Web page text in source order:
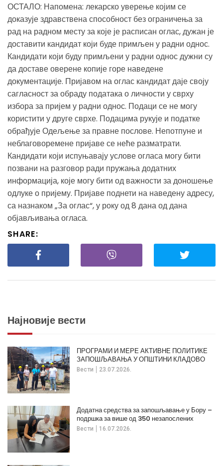
ОСТАЛО: Напомена: лекарско уверење којим се
доказује здравствена способност без ограничења за
рад на радном месту за које је расписан оглас, дужан је
доставити кандидат који буде примљен у радни однос.
Кандидати који буду примљени у радни однос дужни су
да доставе оверене копије горе наведене
документације. Пријавом на оглас кандидат даје своју
сагласност за обраду података о личности у сврху
избора за пријем у радни однос. Подаци се не могу
користити у друге сврхе. Подацима рукује и податке
обрађује Одељење за правне послове. Непотпуне и
неблаговоремене пријаве се неће разматрати.
Кандидати који испуњавају услове огласа могу бити
позвани на разговор ради пружања додатних
информација, које могу бити од важности за доношење
одлуке о пријему. Пријаве поднети на наведену адресу,
са назнаком „За оглас“, у року од 8 дана од дана
објављивања огласа.
SHARE:
Најновије вести
Вести 23.07.2026.
ПРОГРАМИ И МЕРЕ АКТИВНЕ ПОЛИТИКЕ
ЗАПОШЉАВАЊА У ОПШТИНИ КЛАДОВО
Вести 16.07.2026.
Додатна средства за запошљавање у Бору –
подршка за више од 350 незапослених